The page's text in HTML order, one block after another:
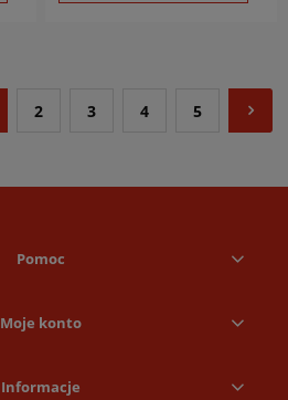
2 3 4 5
Pomoc
Moje konto
Informacje